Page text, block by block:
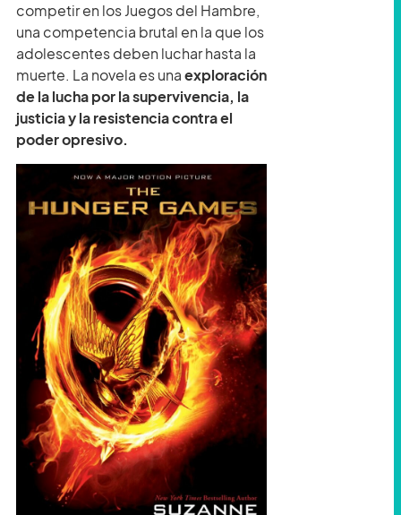
competir en los Juegos del Hambre,
una competencia brutal en la que los
adolescentes deben luchar hasta la
muerte. La novela es unaexploración
de la lucha por la supervivencia, la
justicia y la resistencia contra el
poder opresivo.